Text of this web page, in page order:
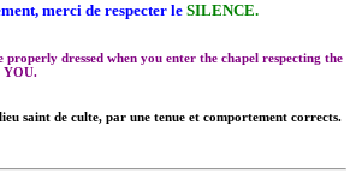
merci de respecter le SILENCE.
dressed when you enter the chapel respecting the
YOU.
saint de culte, par une tenue et comportement corrects.